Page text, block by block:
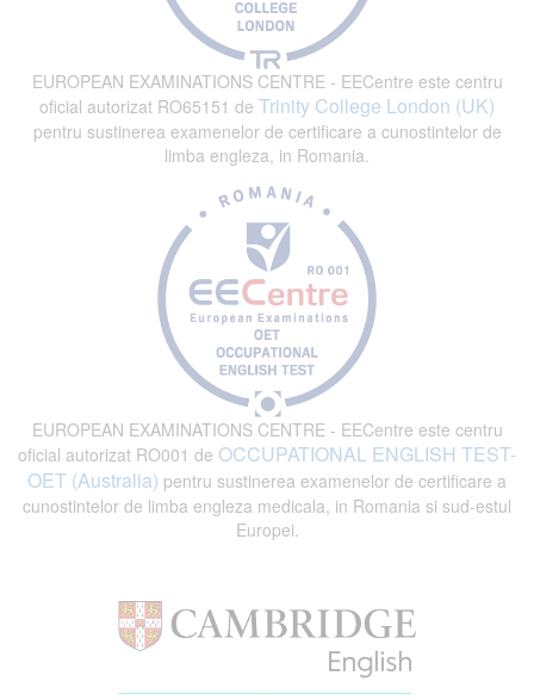
EUROPEAN EXAMINATIONS CENTRE - EECentre este centru
oficial autorizat RO65151 de Trinity College London (UK)
pentru sustinerea examenelor de certificare a cunostintelor de
limba engleza, in Romania.
EUROPEAN EXAMINATIONS CENTRE - EECentre este centru
oficial autorizat RO001 de OCCUPATIONAL ENGLISH TEST-
OET (Australia) pentru sustinerea examenelor de certificare a
cunostintelor de limba engleza medicala, in Romania si sud-estul
Europei.